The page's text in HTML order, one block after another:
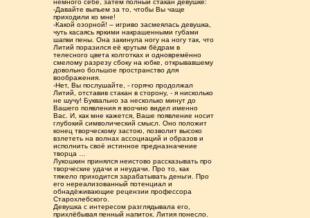
немного себе, затем полный стакан девушке:
-Давайте выпьем за то, чтобы Вы чаще
приходили ко мне!
-Какой озорной! – игриво засмеялась девушка,
чуть касаясь яркими накрашенными губами
шапки пены. Она закинула ногу на ногу так, что
Литий поразился её крутым бёдрам в
телесного цвета колготках и одновремённо
смелому разрезу сбоку на юбке, открывавшему
довольно большое пространство для
воображения.
-Нет, Вы послушайте, - горячо продолжал
Литий, отставив стакан в сторону, - я нисколько
не шучу! Буквально за несколько минут до
Вашего появления я воочию видел именно
Вас. И, как мне кажется, Ваше появление носит
глубокий символический смысл. Оно положит
конец творческому застою, позволит высоко
взлететь на волнах ассоциаций и образов и
исполнить своё истинное предназначение
творца …
Лукошкин принялся неистово рассказывать про
творческие удачи и неудачи. Про то, как
тяжело приходится зарабатывать деньги. Про
его нереализованный потенциал и
обнадёживающие рецензии профессора
Старохлебского.
Девушка с интересом разглядывала его,
прихлёбывая пенный напиток. Лития понесло.